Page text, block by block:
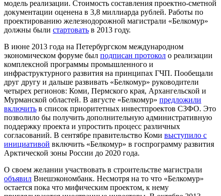
модель реализации. Стоимость составления проектно-сметной
документации оценена в 3,8 миллиарда рублей. Работы по
проектированию железнодорожной магистрали «Белкомур»
должны были стартовать в 2013 году.
В июне 2013 года на Петербургском международном
экономическом форуме был подписан протокол о реализации
комплексной программы промышленного и
инфраструктурного развития на принципах ГЧП. Пообещали
друг другу и дальше развивать «Белкомур» руководители
четырех регионов: Коми, Пермского края, Архангельской и
Мурманской областей. В августе «Белкомур» предложили
включить в список приоритетных инвестпроектов СЗФО. Это
позволило бы получить дополнительную административную
поддержку проекта и упростить процесс различных
согласований. В сентябре правительство Коми выступило с
инициативой включить «Белкомур» в госпрограмму развития
Арктической зоны России до 2020 года.
О своем желании участвовать в строительстве магистрали
объявил Внешэкономбанк. Несмотря на то что «Белкомур»
остается пока что мифическим проектом, к нему